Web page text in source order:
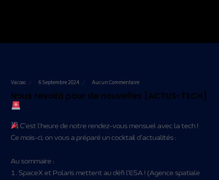
Vacoac 6 Septembre 2024 Aucun Commentaire
Nous revoilà pour de nouvelles [ACTUS-TECH]
C’est l’heure de notre rendez-vous mensuel avec la tech !
Ce mois-ci, on vous a préparé un cocktail d’actualités :
Au sommaire :
1. SpaceX et Polaris mettent au défi l’ESA ! (Agence spatiale